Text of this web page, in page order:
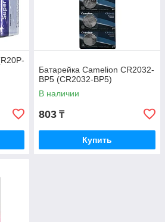
Батарейка Camelion CR2032-
BP5 (CR2032-BP5)
В наличии
803 ₸
Купить